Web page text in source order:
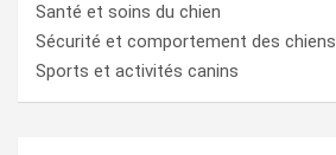
Santé et soins du chien
Sécurité et comportement des chiens
Sports et activités canins